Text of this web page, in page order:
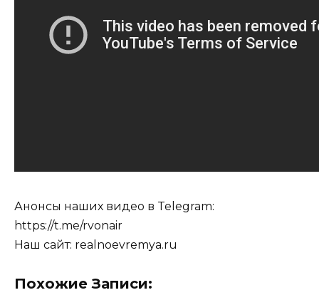
Анонсы наших видео в Telegram:
https://t.me/rvonair
Наш сайт: realnoevremya.ru
Похожие Записи: